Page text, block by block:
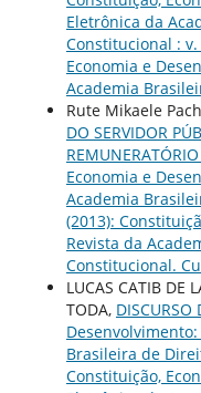
Eletrônica da
Constitucional :
Economia e
Academia
Rute Mikaele
DO SERVIDOR
Economia e
Academia
(2013):
Revista da
Constitucional.
LUCAS CATIB DE
TODA, DISCURSO
Brasileira de
Constituição,